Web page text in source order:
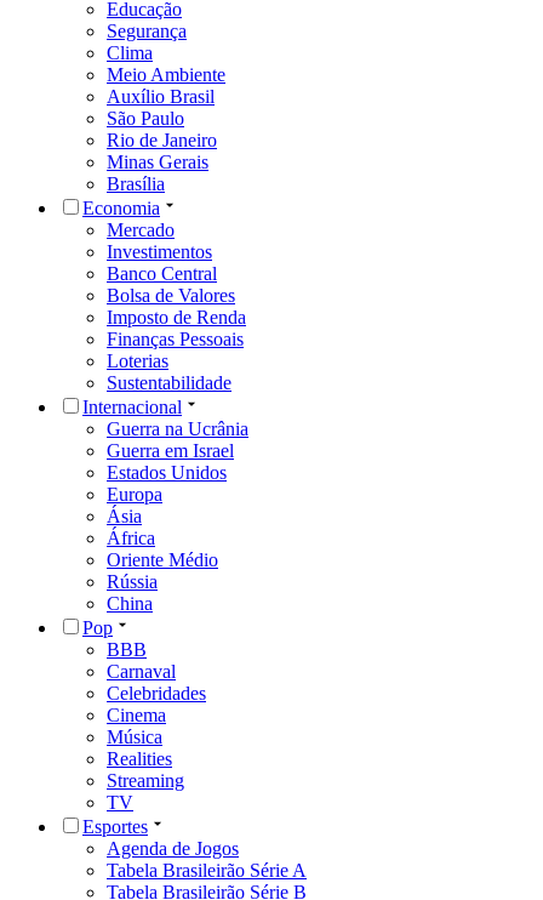
Educação
Segurança
Clima
Meio Ambiente
Auxílio Brasil
São Paulo
Rio de Janeiro
Minas Gerais
Brasília
Economia
Mercado
Investimentos
Banco Central
Bolsa de Valores
Imposto de Renda
Finanças Pessoais
Loterias
Sustentabilidade
Internacional
Guerra na Ucrânia
Guerra em Israel
Estados Unidos
Europa
Ásia
África
Oriente Médio
Rússia
China
Pop
BBB
Carnaval
Celebridades
Cinema
Música
Realities
Streaming
TV
Esportes
Agenda de Jogos
Tabela Brasileirão Série A
Tabela Brasileirão Série B